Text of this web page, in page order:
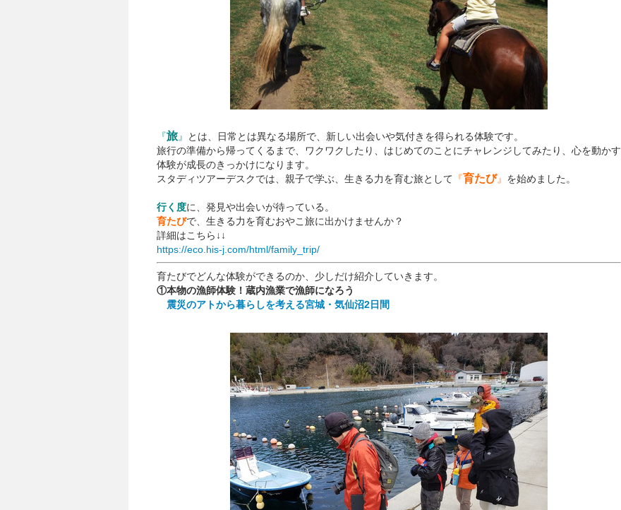
『旅』
とは、日常とは異なる場所で、新しい出会いや気付きを得られる体験です。
旅行の準備から帰ってくるまで、ワクワクしたり、はじめてのことにチャレンジしてみたり、心を動かす
体験が成長のきっかけになります。
スタディツアーデスクでは、親子で学ぶ、生きる力を育む旅として 『育たび』 を始めました。
行く度に、発見や出会いが待っている。
育たびで、生きる力を育むおやこ旅に出かけませんか？
詳細はこちら↓↓
https://eco.his-j.com/html/family_trip/
育たびでどんな体験ができるのか、少しだけ紹介していきます。
①本物の漁師体験！蔵内漁業で漁師になろう
震災のアトから暮らしを考える宮城・気仙沼2日間